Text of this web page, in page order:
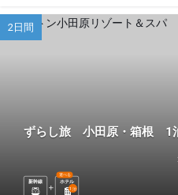
2日間
ずらし旅 小田原・箱根 1
新幹線 ホテル
選べる
1 泊